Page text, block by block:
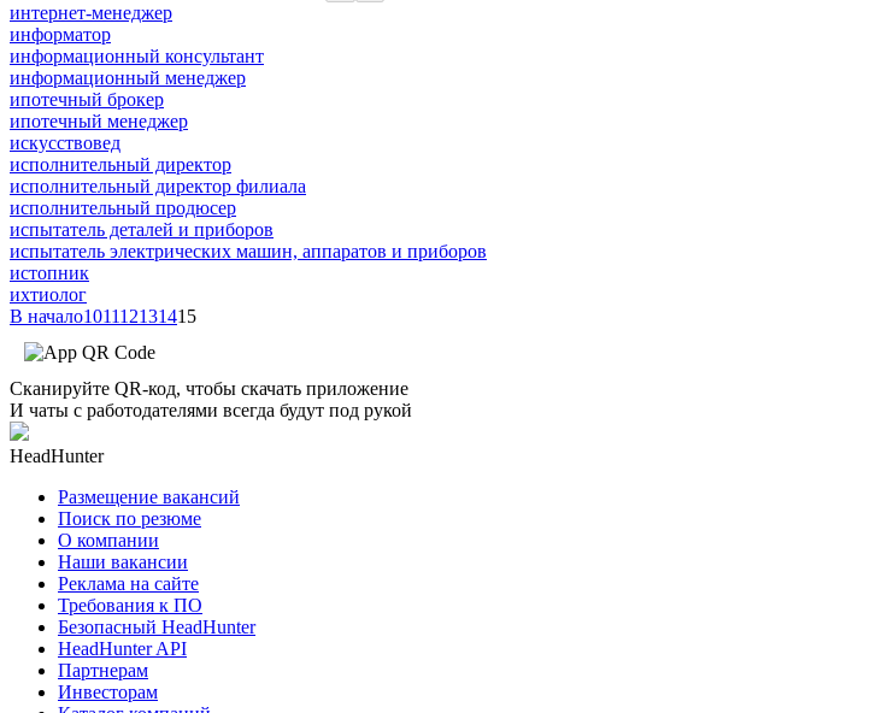
интернет-менеджер
информатор
информационный консультант
информационный менеджер
ипотечный брокер
ипотечный менеджер
искусствовед
исполнительный директор
исполнительный директор филиала
исполнительный продюсер
испытатель деталей и приборов
испытатель электрических машин, аппаратов и приборов
истопник
ихтиолог
В начало101112131415
Сканируйте QR-код, чтобы скачать приложение
И чаты с работодателями всегда будут под рукой
HeadHunter
Размещение вакансий
Поиск по резюме
О компании
Наши вакансии
Реклама на сайте
Требования к ПО
Безопасный HeadHunter
HeadHunter API
Партнерам
Инвесторам